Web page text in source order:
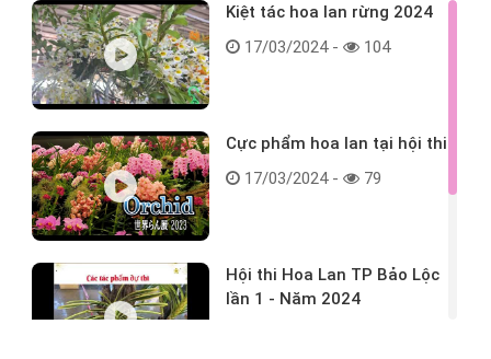
Kiệt tác hoa lan rừng 2024
17/03/2024 -
104
Cực phẩm hoa lan tại hội thi
17/03/2024 -
79
Hội thi Hoa Lan TP Bảo Lộc
lần 1 - Năm 2024